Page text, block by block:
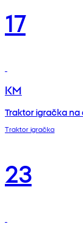
17
KM
Traktor igračka
Traktor igračka
23